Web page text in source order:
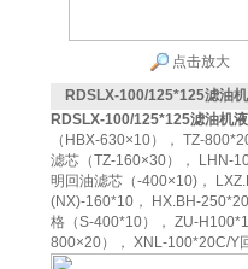
点击放大
RDSLX-100/125*125滤油
RDSLX-100/125*125滤油机
（HBX-630×10）， TZ-
滤芯（TZ-160×30）， LHN-
明回油滤芯（-400×10)，
(NX)-160*10， HX.BH-
格（S-400*10）， ZU-
800×20）， XNL-100*20C/Y